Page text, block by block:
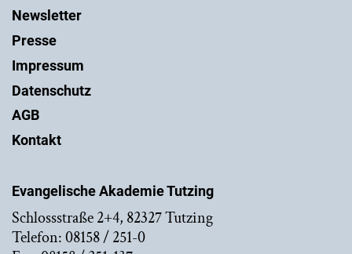
Evangelische Akademie Tutzing
Schlossstraße 2+4, 82327 Tutzing
Telefon: 08158 / 251-0
Newsletter
Presse
Impressum
Datenschutz
AGB
Kontakt